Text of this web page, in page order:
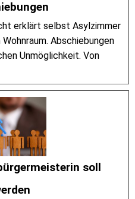
erklärt selbst Asylzimmer
Abschiebungen
Unmöglichkeit. Von
soll